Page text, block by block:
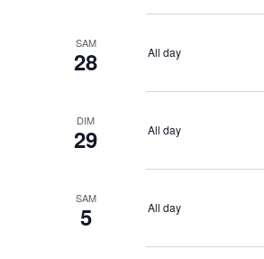
SAM
28 All day
DIM
29 All day
SAM
5 All day